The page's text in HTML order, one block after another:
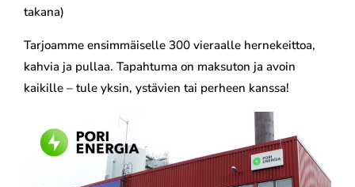
takana)
Tarjoamme ensimmäiselle 300 vieraalle hernekeittoa,
kahvia ja pullaa. Tapahtuma on maksuton ja avoin
kaikille – tule yksin, ystävien tai perheen kanssa!